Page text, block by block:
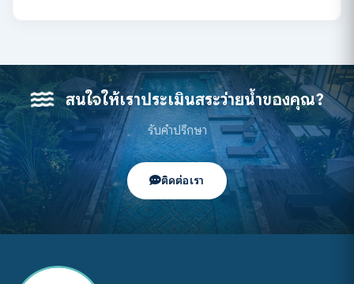
สนใจให้เราประเมินสระว่ายน้ำของคุณ?
รับคำปรึกษา
ติดต่อเรา